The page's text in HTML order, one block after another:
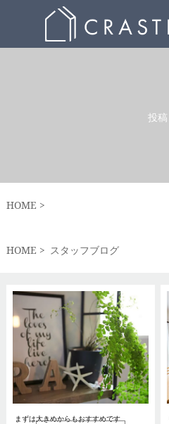
投稿
HOME
HOME スタッフブログ
まずは大きめからもおすすめです